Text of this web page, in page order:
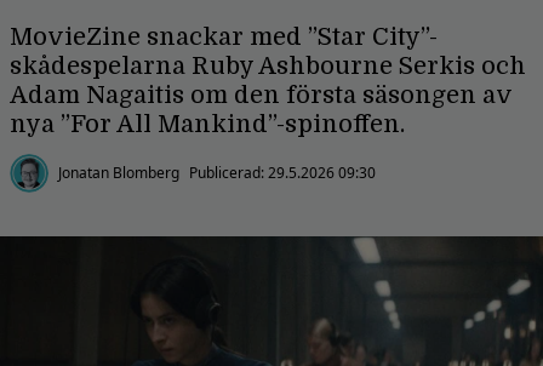
MovieZine snackar med ”Star City”-
skådespelarna Ruby Ashbourne Serkis och
Adam Nagaitis om den första säsongen av
nya ”For All Mankind”-spinoffen.
Jonatan Blomberg Publicerad:29.5.2026 09:30